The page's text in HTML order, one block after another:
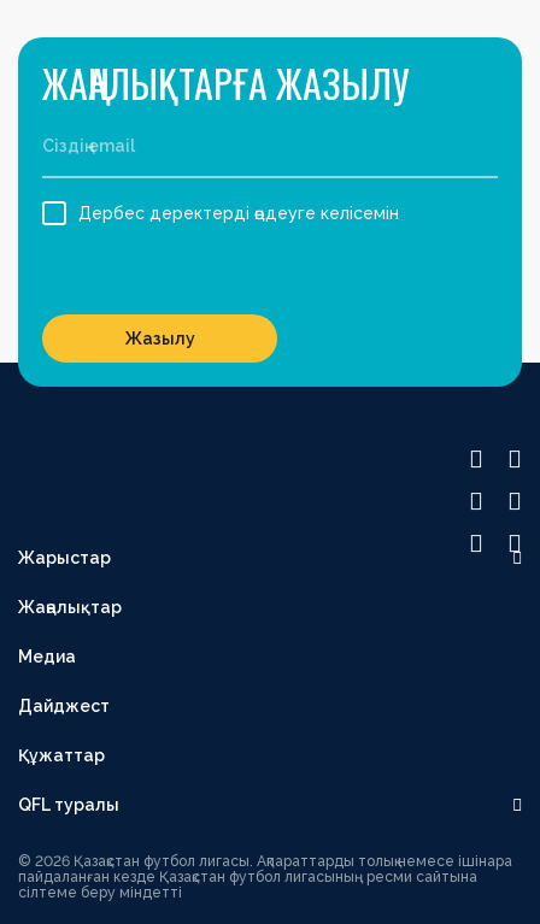
Жарыстар
1XBET БІРІНШІ ЛИГА
OLIMPBET КУБОК
ЕКІНШІ ЛИГА
ӘЙЕЛДЕР ЛИГАСЫ
ӘЙЕЛДЕР КУБОГЫ
Жаңалықтар
Медиа
Дайджест
Құжаттар
QFL туралы
ЖАҢАЛЫҚТАРҒА ЖАЗЫЛУ
Дербес деректерді өңдеуге келісемін
Жазылу
© 2026 Қазақстан футбол лигасы. Ақпараттарды толық немесе ішінара
пайдаланған кезде Қазақстан футбол лигасының ресми сайтына
сілтеме беру міндетті